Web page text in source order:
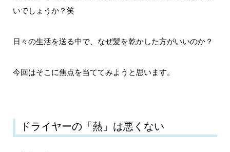
いでしょうか？笑
日々の生活を送る中で、なぜ髪を乾かした方がいいのか？
今回はそこに焦点を当ててみようと思います。
ドライヤーの「熱」は悪くない